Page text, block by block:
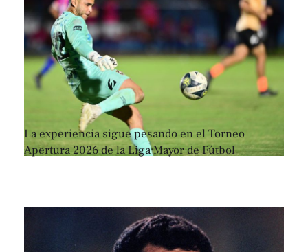
La experiencia sigue pesando en el Torneo
Apertura 2026 de la Liga Mayor de Fútbol